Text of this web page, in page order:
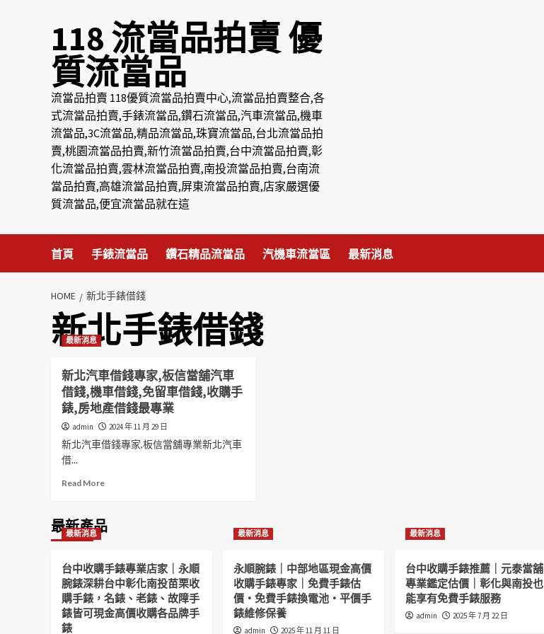
118 流當品拍賣 優
質流當品
流當品拍賣 118優質流當品拍賣中心,流當品拍賣整合,各
式流當品拍賣,手錶流當品,鑽石流當品,汽車流當品,機車
流當品,3C流當品,精品流當品,珠寶流當品,台北流當品拍
賣,桃園流當品拍賣,新竹流當品拍賣,台中流當品拍賣,彰
化流當品拍賣,雲林流當品拍賣,南投流當品拍賣,台南流
當品拍賣,高雄流當品拍賣,屏東流當品拍賣,店家嚴選優
質流當品,便宜流當品就在這
首頁 手錶流當品 鑽石精品流當品 汽機車流當區 最新消息
HOME 新北手錶借錢
新北手錶借錢
最新消息
新北汽車借錢專家,板信當舖汽車
借錢,機車借錢,免留車借錢,收購手
錶,房地產借錢最專業
admin 2024 年 11 月 29 日
新北汽車借錢專家,板信當舖專業新北汽車
借...
Read MoreRead
新
北
車
借
錢
專
家,
最新產品
最新消息
台中收購手錶專業店家｜永順
腕錶深耕台中彰化南投苗栗收
購手錶，名錶、老錶、故障手
錶皆可現金高價收購各品牌手
錶
最新消息
永順腕錶｜中部地區現金高價
收購手錶專家｜免費手錶估
價・免費手錶換電池・平價手
錶維修保養
admin 2025 年 11 月 11 日
最新消息
台中收購手錶推薦｜元泰當舖
專業鑑定估價｜彰化與南投也
能享有免費手錶服務
admin 2025 年 7 月 22 日